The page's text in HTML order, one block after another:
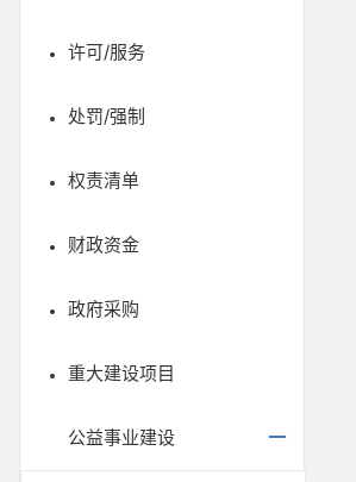
许可/服务
处罚/强制
权责清单
财政资金
政府采购
重大建设项目
公益事业建设